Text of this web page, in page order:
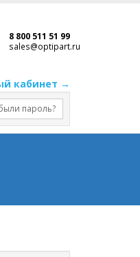
8 800 511 51 99
sales@optipart.ru
кабинет →
пароль?